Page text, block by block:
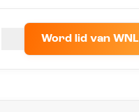
Word lid van WNL